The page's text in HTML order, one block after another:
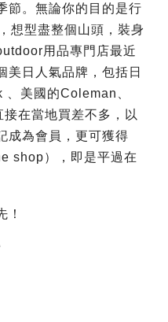
節。無論你的目的是行
想型盡整個山頭，裝身
用品專門店最近
美日人氣品牌，包括日
美國的Coleman、
在當地買差不多，以
成為會員，更可獲得
shop），即是平過在
！